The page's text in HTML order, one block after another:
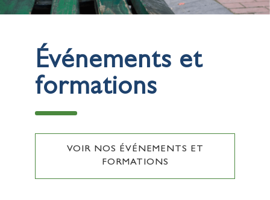
Événements et
formations
VOIR NOS ÉVÉNEMENTS ET
FORMATIONS